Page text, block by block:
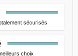
sécurisés
choix